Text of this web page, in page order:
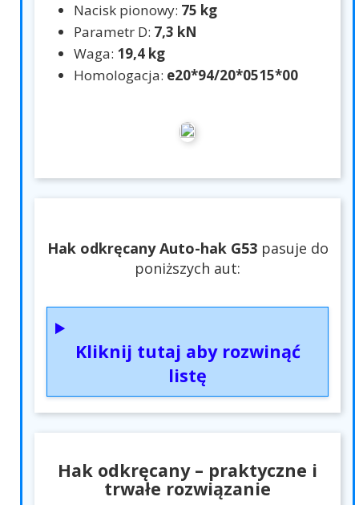
Nacisk pionowy: 75 kg
Parametr D: 7,3 kN
Waga: 19,4 kg
Homologacja: e20*94/20*0515*00
Hak odkręcany Auto-hak G53pasuje do
poniższych aut:
Kliknij tutaj aby rozwinąć
listę
Hak odkręcany – praktyczne i
trwałe rozwiązanie